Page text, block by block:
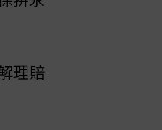
理賠